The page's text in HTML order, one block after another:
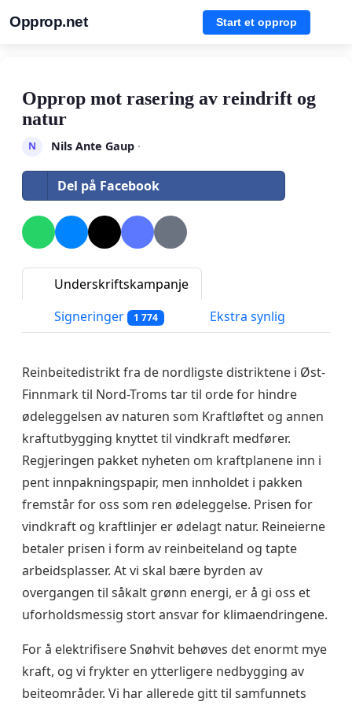
Opprop.net Start et opprop
Opprop mot rasering av reindrift og
natur
N Nils Ante Gaup·
Del på Facebook
Underskriftskampanje
Signeringer
1 774 Ekstra synlig
Reinbeitedistrikt fra de nordligste distriktene i Øst-
Finnmark til Nord-Troms tar til orde for hindre
ødeleggelsen av naturen som Kraftløftet og annen
kraftutbygging knyttet til vindkraft medfører.
Regjeringen pakket nyheten om kraftplanene inn i
pent innpakningspapir, men innholdet i pakken
fremstår for oss som ren ødeleggelse. Prisen for
vindkraft og kraftlinjer er ødelagt natur. Reineierne
betaler prisen i form av reinbeiteland og tapte
arbeidsplasser. At vi skal bære byrden av
overgangen til såkalt grønn energi, er å gi oss et
uforholdsmessig stort ansvar for klimaendringene.
For å elektrifisere Snøhvit behøves det enormt mye
kraft, og vi frykter en ytterligere nedbygging av
beiteområder. Vi har allerede gitt til samfunnets